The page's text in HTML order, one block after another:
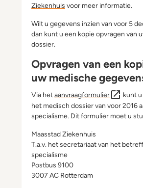
Ziekenhuis voor meer informatie.
Wilt u gegevens inzien van voor 5
dan kunt u een kopie opvragen van
dossier.
Opvragen van een
uw medische
Via hetaanvraagformulier
kunt
het medisch dossier van voor 2016
specialisme. Dit formulier moet u
Maasstad Ziekenhuis
T.a.v. het secretariaat van het
specialisme
Postbus 9100
3007 AC Rotterdam